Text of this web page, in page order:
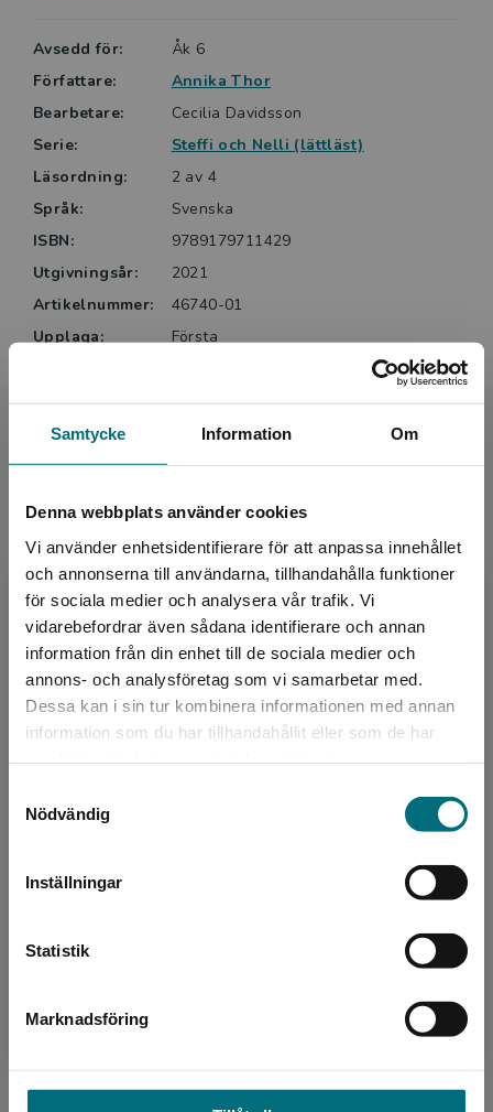
Samtycke Information Om
Denna webbplats använder cookies
Vi använder enhetsidentifierare för att anpassa innehållet
och annonserna till användarna, tillhandahålla funktioner
för sociala medier och analysera vår trafik. Vi
vidarebefordrar även sådana identifierare och annan
information från din enhet till de sociala medier och
annons- och analysföretag som vi samarbetar med.
Dessa kan i sin tur kombinera informationen med annan
information som du har tillhandahållit eller som de har
Nödvändig
Inställningar
Statistik
Marknadsföring
Begränsad fraktregion
Det verkar som att du besöker
Sverige. För att kunna slutföra ett köp måste
Avsedd för:
Åk 6
Författare:
Annika Thor
Bearbetare:
Cecilia Davidsson
Serie:
Steffi och Nelli (lättläst)
Läsordning:
2 av 4
Språk:
Svenska
ISBN:
9789179711429
Utgivningsår:
2021
Artikelnummer:
46740-01
Upplaga:
Första
Köp- och leveransvillkor
Upphovspersoner
Författare
Annika Thor (f. 1950) är uppväxt i Göteborg
och utbildad vid Göteborgs universitet,
institutet i Stockho...